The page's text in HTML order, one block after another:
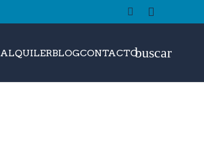
ALQUILERBLOGCONTACTObuscar